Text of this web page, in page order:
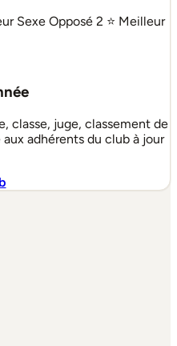
Sexe Opposé 2 ⭐ Meilleur
classe, juge, classement de
adhérents du club à jour